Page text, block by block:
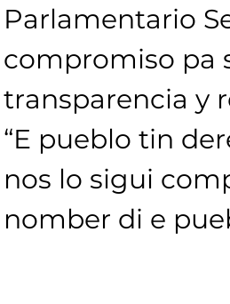
Parlamentario
compromiso pa
transparencia y
“E pueblo tin
nos lo sigui
nomber di e